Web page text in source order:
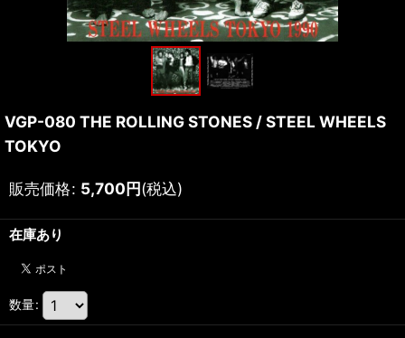
VGP-080 THE ROLLING STONES / STEEL WHEELS
TOKYO
販売価格: 5,700円(税込)
在庫あり
数量: